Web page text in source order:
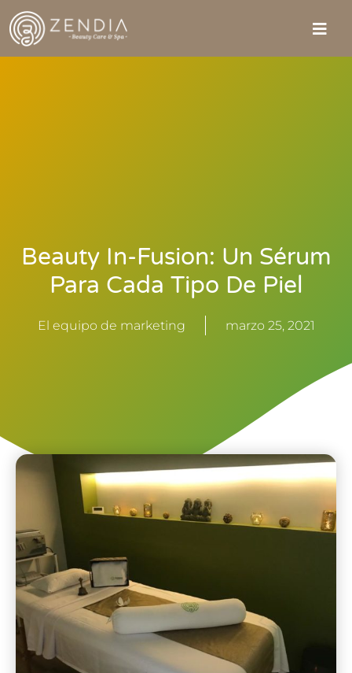
Beauty In-Fusion: Un Sérum
Para Cada Tipo De Piel
El equipo de marketing marzo 25, 2021